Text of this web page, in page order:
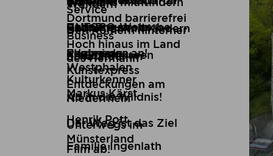
Wandern
Den Römern hinterher
Schatztour im
Kunstexpress
Ab in die Wildnis!
Der Weg ist das Ziel
Film ab!
Wandern mit Kindern
Radfahren mit Kindern
Freilichtmuseen
Ruth Breuer
Regina von
Westphalen
Markus Kärst
Henrik Pott
Familie Ingenlath
Genuss
Erlebnisse
UNESCO-Welterbe
Flugmodus an!
Kulturkenner
Skywalks
Dortmund barrierefrei
Hoch hinaus im Land
des Hermann
Entdeckungen am
Niederrhein
Unterwegs im
Münsterland
Reiseangebote
Service
Business